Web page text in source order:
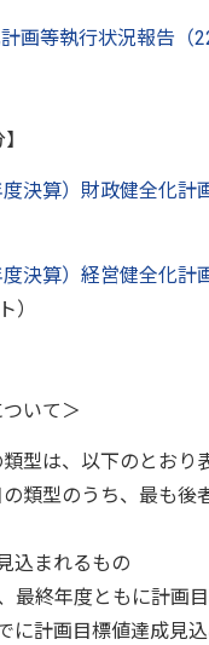
画等執行状況報告（
度決算）財政健全化
度決算）経営健全化
）
いて＞
型は、以下のとおり
類型のうち、最も
込まれるもの
最終年度ともに計画
に計画目標値達成見